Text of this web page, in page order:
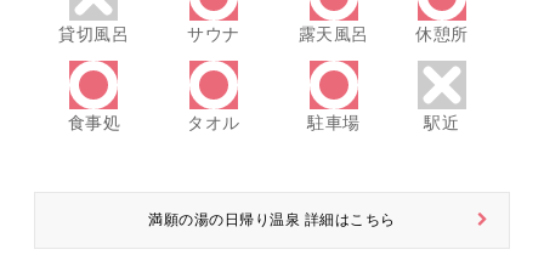
貸切風呂 サウナ 露天風呂 休憩所
食事処 タオル 駐車場 駅近
満願の湯の日帰り温泉 詳細はこちら